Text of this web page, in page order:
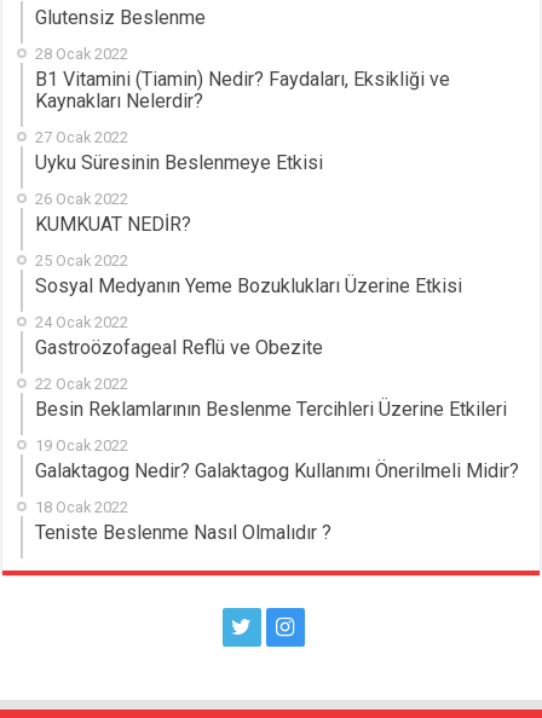
Glutensiz Beslenme
28 Ocak 2022
B1 Vitamini (Tiamin) Nedir? Faydaları, Eksikliği ve
Kaynakları Nelerdir?
27 Ocak 2022
Uyku Süresinin Beslenmeye Etkisi
26 Ocak 2022
KUMKUAT NEDİR?
25 Ocak 2022
Sosyal Medyanın Yeme Bozuklukları Üzerine Etkisi
24 Ocak 2022
Gastroözofageal Reflü ve Obezite
22 Ocak 2022
Besin Reklamlarının Beslenme Tercihleri Üzerine Etkileri
19 Ocak 2022
Galaktagog Nedir? Galaktagog Kullanımı Önerilmeli Midir?
18 Ocak 2022
Teniste Beslenme Nasıl Olmalıdır ?